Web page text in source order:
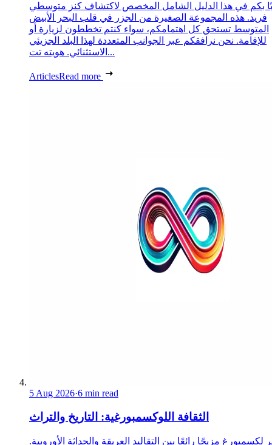
بكم في هذا الدليل الشامل المخصص لاكتشاف كنز متوسطي
فريد. هذه المجموعة الصغيرة من الجزر في قلب البحر الأبيض
المتوسط تستحق كل اهتمامكم، سواء كنتم تخططون لزيارة أو
للإقامة. نحن نرافقكم عبر الجوانب المتعددة لهذا البلد الجزيئي
الاستثنائي. هويته تت...
ArticlesRead more
5 Aug 2026·6 min read
الثقافة اللوكسمبورغية: التاريخ والتراث
لكسمبورغ مزيجًا رائعًا بين التقاليد العريقة والحداثة الأوروبية.